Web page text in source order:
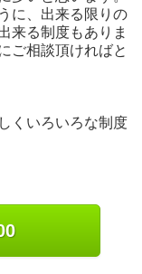
に、出来る限りの
来る制度もありま
ご相談頂ければと
くいろいろな制度